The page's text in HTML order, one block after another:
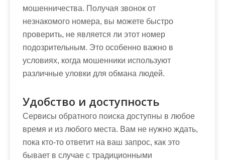
мошенничества. Получая звонок от
незнакомого номера, вы можете быстро
проверить, не является ли этот номер
подозрительным. Это особенно важно в
условиях, когда мошенники используют
различные уловки для обмана людей.
Удобство и доступность
Сервисы обратного поиска доступны в любое
время и из любого места. Вам не нужно ждать,
пока кто-то ответит на ваш запрос, как это
бывает в случае с традиционными